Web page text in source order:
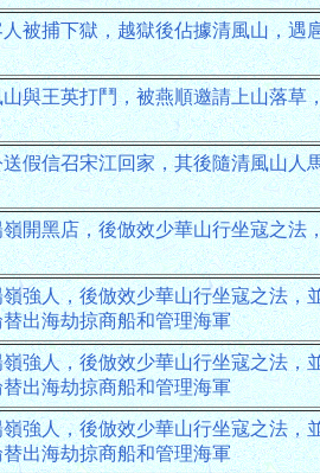
被捕下獄，越獄後佔據清風山，遇
與王英打鬥，被燕順邀請上山落草
假信召宋江回家，其後隨清風山人
開黑店，後倣效少華山行坐寇之法
強人，後倣效少華山行坐寇之法，
出海劫掠商船和管理海軍
強人，後倣效少華山行坐寇之法，
出海劫掠商船和管理海軍
強人，後倣效少華山行坐寇之法
出海劫掠商船和管理海軍